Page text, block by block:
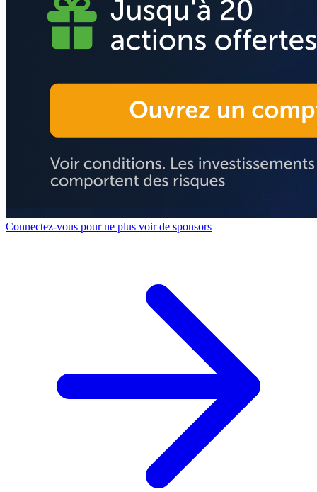
Connectez-vous pour ne plus voir de sponsors